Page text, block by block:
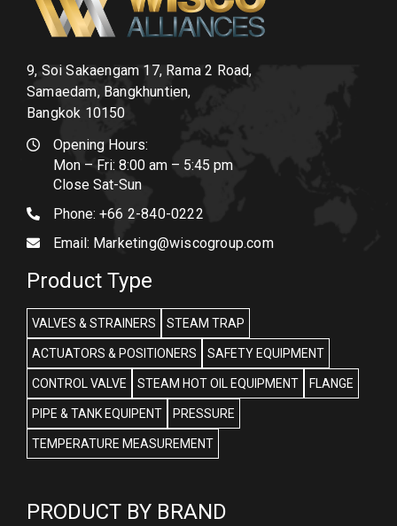
9, Soi Sakaengam 17, Rama 2 Road,
Samaedam, Bangkhuntien,
Bangkok 10150
Opening Hours:
Mon – Fri: 8:00 am – 5:45 pm
Close Sat-Sun
Phone: +66 2-840-0222
Email: Marketing@wiscogroup.com
Product Type
VALVES & STRAINERS STEAM TRAP
ACTUATORS & POSITIONERS SAFETY EQUIPMENT
CONTROL VALVE STEAM HOT OIL EQUIPMENT FLANGE
PIPE & TANK EQUIPENT PRESSURE
TEMPERATURE MEASUREMENT
PRODUCT BY BRAND